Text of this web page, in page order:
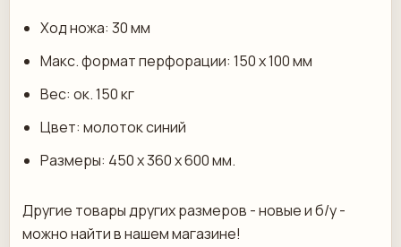
Ход ножа: 30 мм
Макс. формат перфорации: 150 х 100 мм
Вес: ок. 150 кг
Цвет: молоток синий
Размеры: 450 х 360 х 600 мм.
Другие товары других размеров - новые и б/у -
можно найти в нашем магазине!